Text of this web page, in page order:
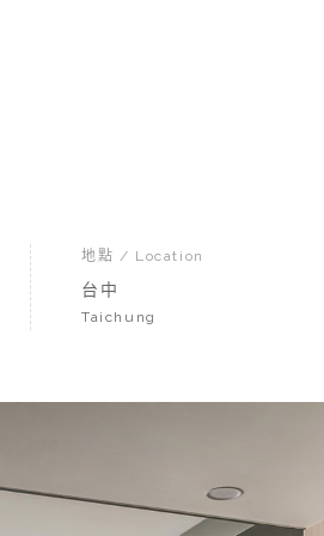
地點 / Location
台中
Taichung